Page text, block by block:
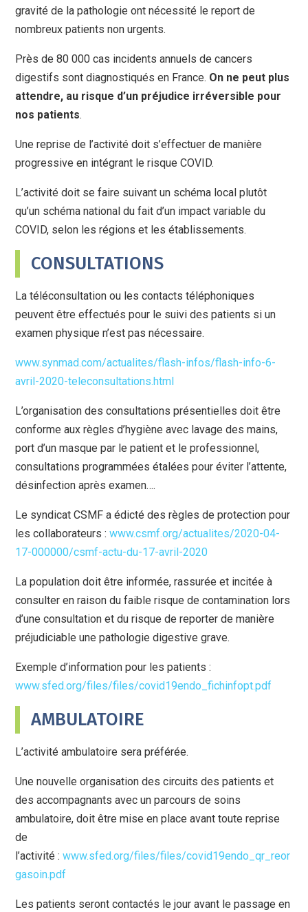
gravité de la pathologie ont nécessité le report de
nombreux patients non urgents.
Près de 80 000 cas incidents annuels de cancers
digestifs sont diagnostiqués en France. On ne peut plus
attendre, au risque d’un préjudice irréversible pour
nos patients.
Une reprise de l’activité doit s’effectuer de manière
progressive en intégrant le risque COVID.
L’activité doit se faire suivant un schéma local plutôt
qu’un schéma national du fait d’un impact variable du
COVID, selon les régions et les établissements.
CONSULTATIONS
La téléconsultation ou les contacts téléphoniques
peuvent être effectués pour le suivi des patients si un
examen physique n’est pas nécessaire.
www.synmad.com/actualites/flash-infos/flash-info-6-
avril-2020-teleconsultations.html
L’organisation des consultations présentielles doit être
conforme aux règles d’hygiène avec lavage des mains,
port d’un masque par le patient et le professionnel,
consultations programmées étalées pour éviter l’attente,
désinfection après examen….
Le syndicat CSMF a édicté des règles de protection pour
les collaborateurs :www.csmf.org/actualites/2020-04-
17-000000/csmf-actu-du-17-avril-2020
La population doit être informée, rassurée et incitée à
consulter en raison du faible risque de contamination lors
d’une consultation et du risque de reporter de manière
préjudiciable une pathologie digestive grave.
Exemple d’information pour les patients :
www.sfed.org/files/files/covid19endo_fichinfopt.pdf
AMBULATOIRE
L’activité ambulatoire sera préférée.
Une nouvelle organisation des circuits des patients et
des accompagnants avec un parcours de soins
ambulatoire, doit être mise en place avant toute reprise
de
l’activité :www.sfed.org/files/files/covid19endo_qr_reor
gasoin.pdf
Les patients seront contactés le jour avant le passage en